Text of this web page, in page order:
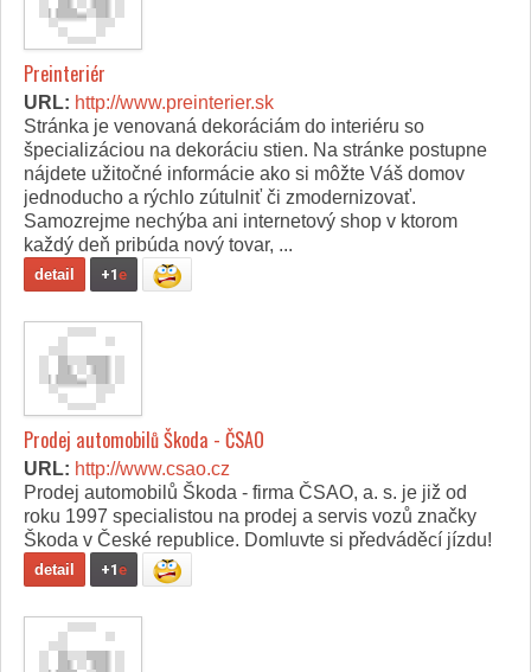
Preinteriér
URL: http://www.preinterier.sk
Stránka je venovaná dekoráciám do interiéru so
špecializáciou na dekoráciu stien. Na stránke postupne
nájdete užitočné informácie ako si môžte Váš domov
jednoducho a rýchlo zútulniť či zmodernizovať.
Samozrejme nechýba ani internetový shop v ktorom
každý deň pribúda nový tovar, ...
detail +1e
Prodej automobilů Škoda - ČSAO
URL: http://www.csao.cz
Prodej automobilů Škoda - firma ČSAO, a. s. je již od
roku 1997 specialistou na prodej a servis vozů značky
Škoda v České republice. Domluvte si předváděcí jízdu!
detail +1e